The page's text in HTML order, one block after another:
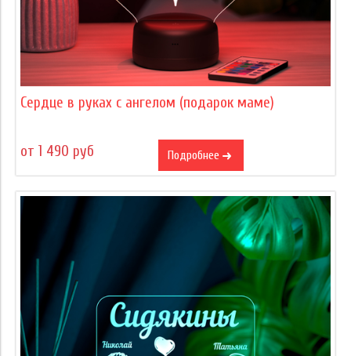
Сердце в руках с ангелом (подарок маме)
от 1 490 руб Подробнее